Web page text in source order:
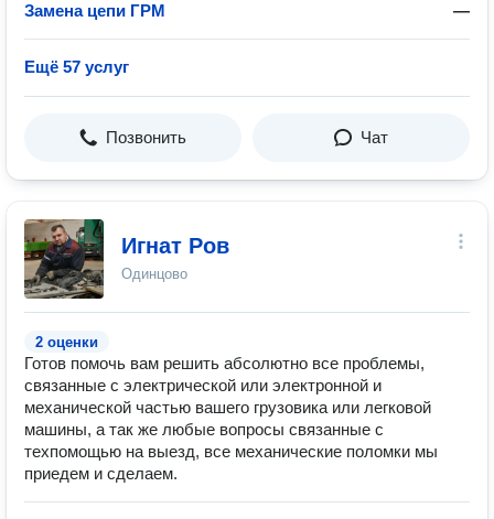
Замена цепи ГРМ —
Ещё 57 услуг
Позвонить Чат
Игнат Ров
Одинцово
2 оценки
Готов помочь вам решить абсолютно все проблемы,
связанные с электрической или электронной и
механической частью вашего грузовика или легковой
машины, а так же любые вопросы связанные с
техпомощью на выезд, все механические поломки мы
приедем и сделаем.